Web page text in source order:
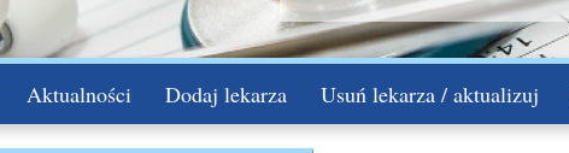
Aktualności Dodaj lekarza Usuń lekarza / aktualizuj